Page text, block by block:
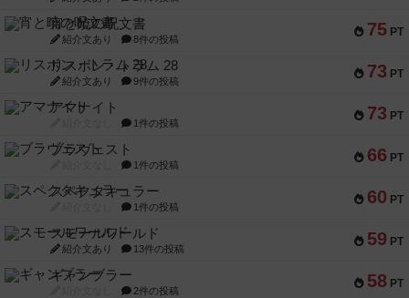
75 PT
宵と暁の呪文書
紹介文あり 8件の投稿
73 PT
リスボン・トラム 28
紹介文あり 9件の投稿
73 PT
アマナイト
1件の投稿
66 PT
ブラヴェスト
1件の投稿
60 PT
スペクタキュラー
1件の投稿
59 PT
スモールワールド
紹介文あり 13件の投稿
58 PT
ギャンブラー
2件の投稿